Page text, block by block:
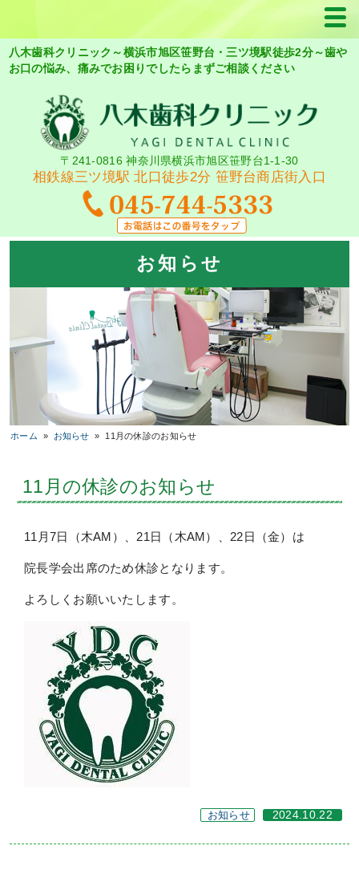
八木歯科クリニック～横浜市旭区笹野台・三ツ境駅徒歩2分～歯や
お口の悩み、痛みでお困りでしたらまずご相談ください
〒241-0816 神奈川県横浜市旭区笹野台1-1-30
相鉄線三ツ境駅 北口徒歩2分 笹野台商店街入口
お知らせ
ホーム » お知らせ » 11月の休診のお知らせ
11月の休診のお知らせ
11月7日（木AM）、21日（木AM）、22日（金）は
院長学会出席のため休診となります。
よろしくお願いいたします。
お知らせ 2024.10.22